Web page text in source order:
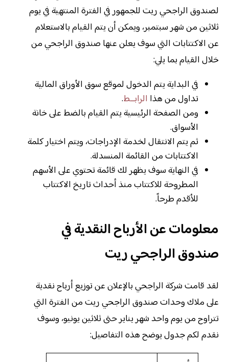
لصندوق الراجحي ريت للجمهور في الفترة المنتهية في يوم
ثلاثين من شهر سبتمبر، ويمكن أن يتم القيام بالاستعلام
عن الاكتتابات التي سوف يعلن عنها صندوق الراجحي من
خلال القيام بما يلي:
في البداية يتم الدخول لموقع سوق الأوراق المالية
تداول من هذا الرابــط.
ومن الصفحة الرئيسية يتم القيام بالضط على خانة
الأسواق.
ثم يتم الانتقال لخدمة الإدراجات، ويتم اختيار كلمة
الاكتتابات من القائمة المنسدلة.
في النهاية سوف يظهر لك قائمة تحتوي على الأسهم
المطروحة للاكتتاب منذ أحداث تاريخ الاكتتاب
للأقدم طرحاً.
معلومات عن الأرباح النقدية في
صندوق الراجحي ريت
لقد قامت شركة الراجحي بالإعلان عن توزيع أرباح نقدية
على ملاك وحدات صندوق الراجحي ريت من الفترة التي
تتراوح من يوم واحد شهر يناير حتى ثلاثين يونيو، وسوف
نقدم لكم جدول يوضح هذه التفاصيل: